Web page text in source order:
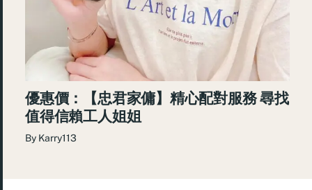
優惠價：【忠君家傭】精心配對服務 尋找
值得信賴工人姐姐
By Karry113